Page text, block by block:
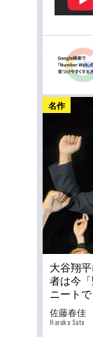
名作
大谷翔
者は今
ニート
大谷”へ
佐藤春佳
Haruka Sato